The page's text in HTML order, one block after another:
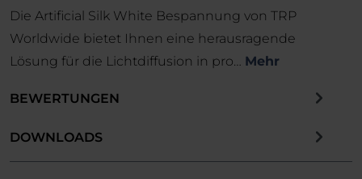
Die Artificial Silk White Bespannung von TRP
Worldwide bietet Ihnen eine herausragende
Lösung für die Lichtdiffusion in pro… Mehr
BEWERTUNGEN
DOWNLOADS